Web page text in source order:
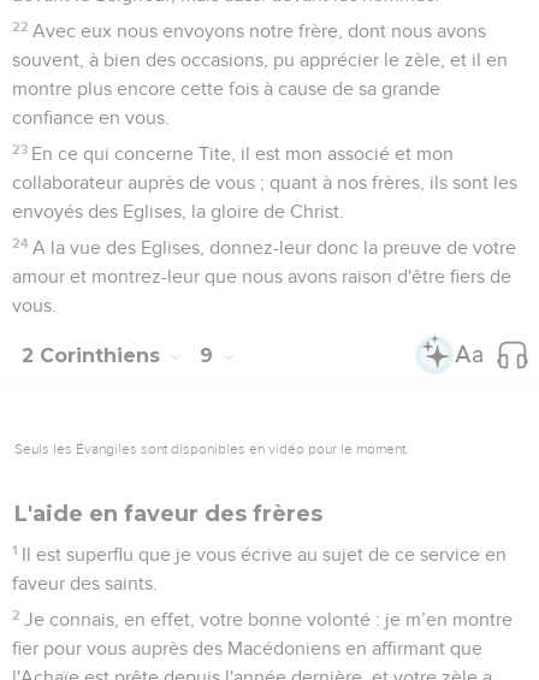
22 Avec eux nous envoyons notre frère, dont nous avons
souvent, à bien des occasions, pu apprécier le zèle, et il en
montre plus encore cette fois à cause de sa grande
confiance en vous.
23 En ce qui concerne Tite, il est mon associé et mon
collaborateur auprès de vous ; quant à nos frères, ils sont les
envoyés des Eglises, la gloire de Christ.
24 A la vue des Eglises, donnez-leur donc la preuve de votre
amour et montrez-leur que nous avons raison d'être fiers de
vous.
2 Corinthiens 9
Seuls les Évangiles sont disponibles en vidéo pour le moment.
L'aide en faveur des frères
1 Il est superflu que je vous écrive au sujet de ce service en
faveur des saints.
2 Je connais, en effet, votre bonne volonté : je m’en montre
fier pour vous auprès des Macédoniens en affirmant que